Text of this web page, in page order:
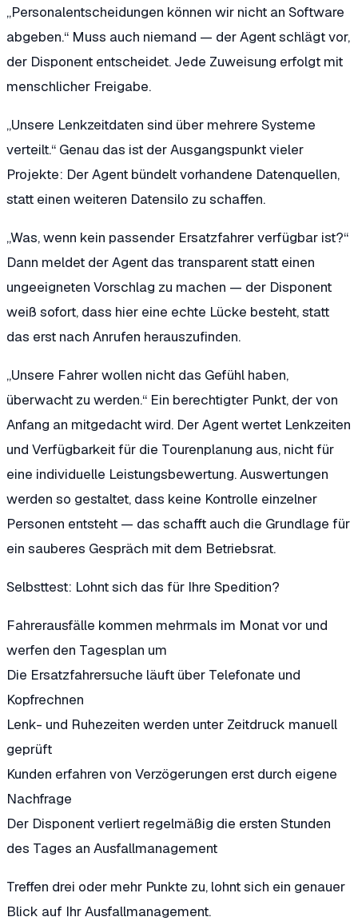
„Personalentscheidungen können wir nicht an Software
abgeben.“ Muss auch niemand — der Agent schlägt vor,
der Disponent entscheidet. Jede Zuweisung erfolgt mit
menschlicher Freigabe.
„Unsere Lenkzeitdaten sind über mehrere Systeme
verteilt.“ Genau das ist der Ausgangspunkt vieler
Projekte: Der Agent bündelt vorhandene Datenquellen,
statt einen weiteren Datensilo zu schaffen.
„Was, wenn kein passender Ersatzfahrer verfügbar ist?“
Dann meldet der Agent das transparent statt einen
ungeeigneten Vorschlag zu machen — der Disponent
weiß sofort, dass hier eine echte Lücke besteht, statt
das erst nach Anrufen herauszufinden.
„Unsere Fahrer wollen nicht das Gefühl haben,
überwacht zu werden.“ Ein berechtigter Punkt, der von
Anfang an mitgedacht wird. Der Agent wertet Lenkzeiten
und Verfügbarkeit für die Tourenplanung aus, nicht für
eine individuelle Leistungsbewertung. Auswertungen
werden so gestaltet, dass keine Kontrolle einzelner
Personen entsteht — das schafft auch die Grundlage für
ein sauberes Gespräch mit dem Betriebsrat.
Selbsttest: Lohnt sich das für Ihre Spedition?
Fahrerausfälle kommen mehrmals im Monat vor und
werfen den Tagesplan um
Die Ersatzfahrersuche läuft über Telefonate und
Kopfrechnen
Lenk- und Ruhezeiten werden unter Zeitdruck manuell
geprüft
Kunden erfahren von Verzögerungen erst durch eigene
Nachfrage
Der Disponent verliert regelmäßig die ersten Stunden
des Tages an Ausfallmanagement
Treffen drei oder mehr Punkte zu, lohnt sich ein genauer
Blick auf Ihr Ausfallmanagement.